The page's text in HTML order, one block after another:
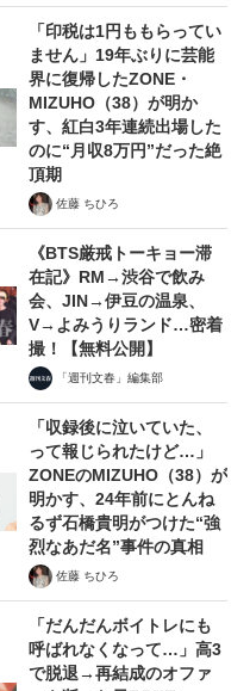
「印税は1円ももらってい
ません」19年ぶりに芸能
界に復帰したZONE・
MIZUHO（38）が明か
す、紅白3年連続出場した
のに“月収8万円”だった絶
頂期
佐藤 ちひろ
《BTS厳戒トーキョー滞
在記》RM→渋谷で飲み
会、JIN→伊豆の温泉、
V→よみうりランド…密着
撮！【無料公開】
「週刊文春」編集部
「収録後に泣いていた、
って報じられたけど…」
ZONEのMIZUHO（38）が
明かす、24年前にとんね
るず石橋貴明がつけた“強
烈なあだ名”事件の真相
佐藤 ちひろ
「だんだんボイトレにも
呼ばれなくなって…」高3
で脱退→再結成のオファ